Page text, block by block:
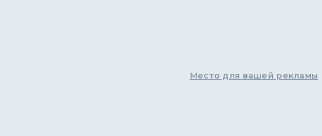
Место для вашей рекламы